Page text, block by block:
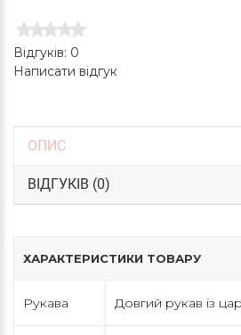
Відгуків: 0
Написати відгук
ОПИС
ВІДГУКІВ (0)
ХАРАКТЕРИСТИКИ ТОВАРУ
Рукава Довгий рукав із